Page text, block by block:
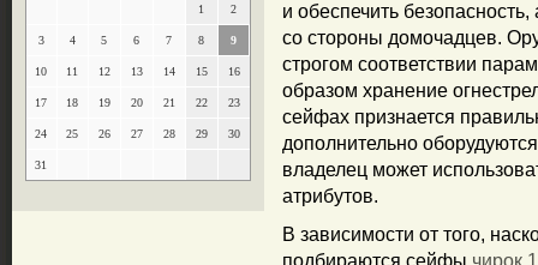
1 2
3 4 5 6 7 8 9
10 11 12 13 14 15 16
17 18 19 20 21 22 23
24 25 26 27 28 29 30
31
и обеспечить
со стороны домочадцев.
строгом соответствии
образом хранение
сейфах признается
дополнительно
владелец может
атрибутов.
В зависимости от того,
подбираются сейфы чирок